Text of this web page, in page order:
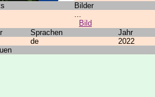
Bilder
...
Bild
Sprachen
Jahr
de
2022